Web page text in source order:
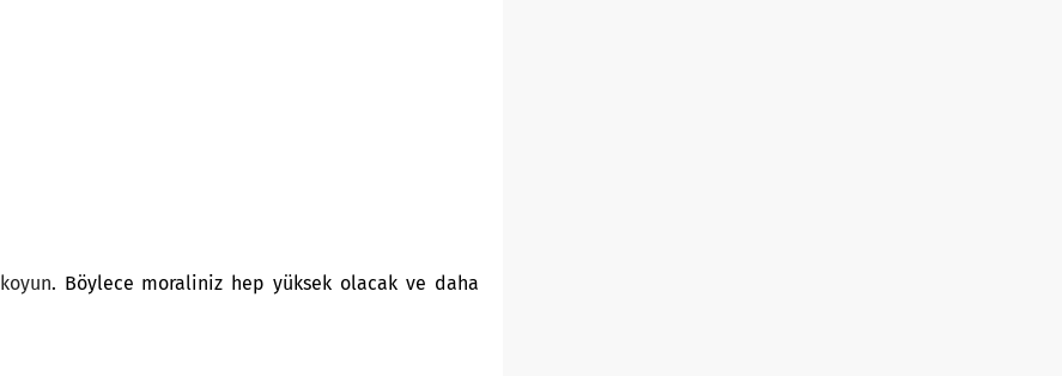
koyun. Böylece moraliniz hep yüksek olacak ve daha